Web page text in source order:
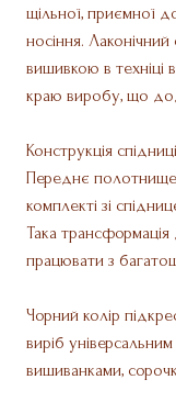
щільної, приємної
носіння.
вишивкою в техніці
краю виробу, що
Конструкція
Переднє полотнище
комплекті зі
Така трансформація
працювати з
Чорний колір
виріб
вишиванками,